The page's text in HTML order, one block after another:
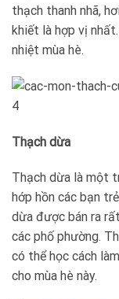
thạch thanh nhã,
khiết là hợp vị
nhiệt mùa hè.
Thạch dừa
Thạch dừa là một
hớp hồn các bạn
dừa được bán ra
các phố phường.
có thể học cách
cho mùa hè này.